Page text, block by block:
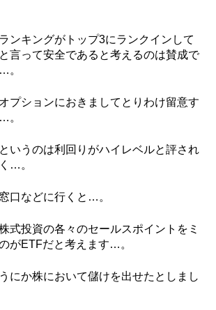
ンキングがトップ3にランクインして
言って安全であると考えるのは賛成で
。
プションにおきましてとりわけ留意す
。
いうのは利回りがハイレベルと評され
…。
口などに行くと…。
式投資の各々のセールスポイントをミ
がETFだと考えます…。
にか株において儲けを出せたとしまし